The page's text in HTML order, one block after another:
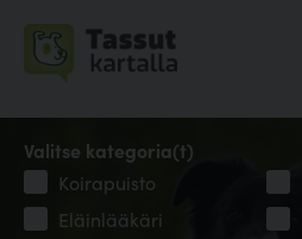
Valitse kategoria(t)
Koirapuisto
Eläinlääkäri